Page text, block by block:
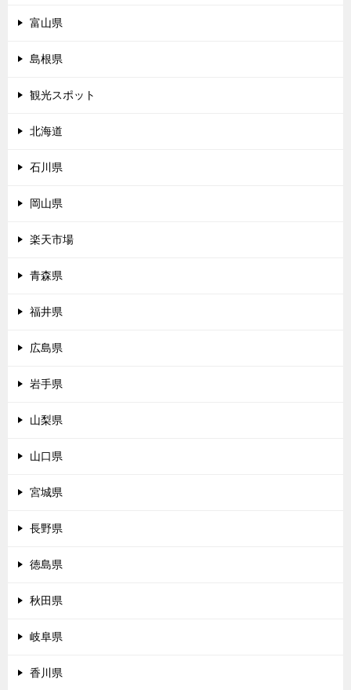
富山県
島根県
観光スポット
北海道
石川県
岡山県
楽天市場
青森県
福井県
広島県
岩手県
山梨県
山口県
宮城県
長野県
徳島県
秋田県
岐阜県
香川県